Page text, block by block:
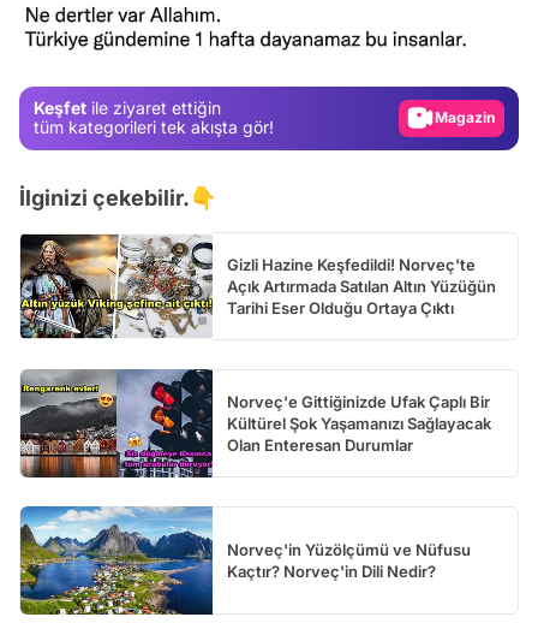
Keşfet ile ziyaret ettiğin
tüm kategorileri tek akışta gör!
Magazin
Video
İlginizi çekebilir.👇
Gizli Hazine Keşfedildi! Norveç'te
Açık Artırmada Satılan Altın Yüzüğün
Tarihi Eser Olduğu Ortaya Çıktı
Norveç'e Gittiğinizde Ufak Çaplı Bir
Kültürel Şok Yaşamanızı Sağlayacak
Olan Enteresan Durumlar
Norveç'in Yüzölçümü ve Nüfusu
Kaçtır? Norveç'in Dili Nedir?